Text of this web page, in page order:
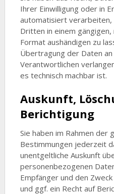
Ihrer Einwilligung oder in
automatisiert verarbeiten,
Dritten in einem gängigen,
Format aushändigen zu
Übertragung der Daten
Verantwortlichen
es technisch machbar ist.
Auskunft,
Berichtigung
Sie haben im Rahmen der
Bestimmungen jederzeit
unentgeltliche Auskunft
personenbezogenen
Empfänger und den
und ggf. ein Recht auf